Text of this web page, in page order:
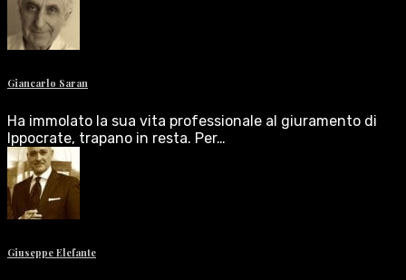
Giancarlo Saran
Ha immolato la sua vita professionale al giuramento di
Ippocrate, trapano in resta. Per…
Giuseppe Elefante